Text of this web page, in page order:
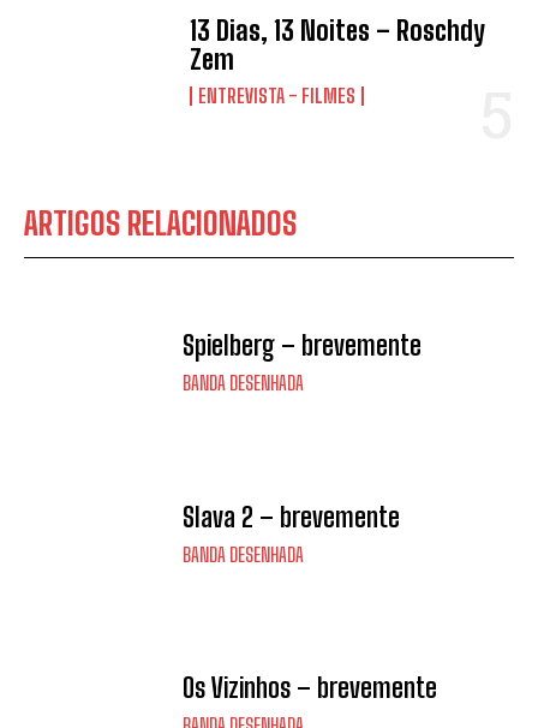
13 Dias, 13 Noites – Roschdy
Zem
ENTREVISTA - FILMES
ARTIGOS RELACIONADOS
Spielberg – brevemente
BANDA DESENHADA
Slava 2 – brevemente
BANDA DESENHADA
Os Vizinhos – brevemente